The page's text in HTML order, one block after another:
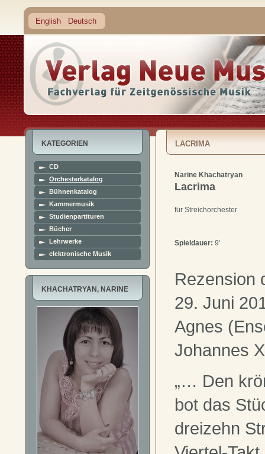
English Deutsch
KATEGORIEN
CD
Orchesterkatalog
Bühnenkatalog
Kammermusik
Studienpartituren
Bücher
Lehrwerke
elektronische Musik
KHACHATRYAN, NARINE
LACRIMA
Narine Khachatryan
Lacrima
für Streichorchester
Spieldauer: 9'
Rezension
29. Juni
Agnes
Johannes
„… Den
bot das
dreizehn